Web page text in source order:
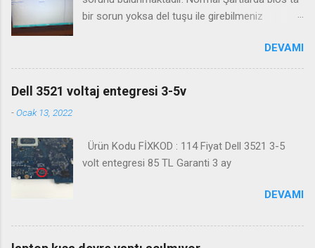
bir sorun yoksa del tuşu ile girebilmeniz
yaramaktadır. Biosa girme videosu izleyin
Kanalimiza abone olmayı unutmayın
DEVAMI
Dell 3521 voltaj entegresi 3-5v
-Ocak 13, 2022
Ürün Kodu FİXKOD : 114 Fiyat Dell 3521 3-5
volt entegresi 85 TL Garanti 3 ay
DEVAMI